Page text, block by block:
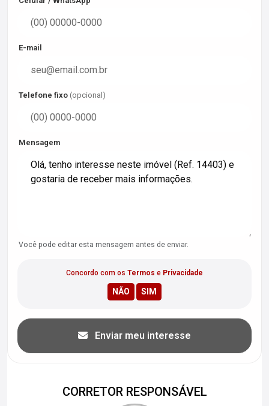
E-mail
Telefone fixo (opcional)
Mensagem
Você pode editar esta mensagem antes de enviar.
Concordo com os Termos e Privacidade
Enviar meu interesse
CORRETOR RESPONSÁVEL